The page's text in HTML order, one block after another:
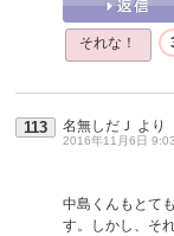
それな！
113 名無しだＪ より
2016年11月6日
中島くんもとて
す。しかし、そ